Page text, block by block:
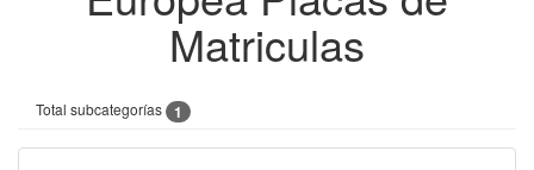
Matriculas
Total subcategorías 1